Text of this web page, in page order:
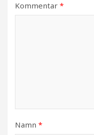
Kommentar *
Namn *